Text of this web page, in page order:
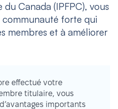
Canada (IPFPC), vous
communauté forte qui
membres et à améliorer
effectué votre
titulaire, vous
importants